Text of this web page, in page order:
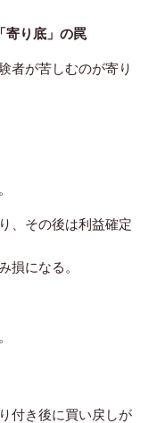
寄り底」の罠
者が苦しむのが寄り
、その後は利益確定
損になる。
付き後に買い戻しが